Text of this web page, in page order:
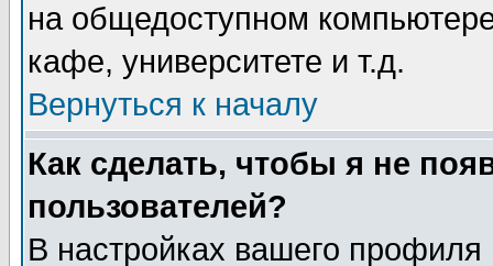
на общедоступном
кафе, университете и т.д.
Вернуться к началу
Как сделать, чтобы я не
пользователей?
В настройках вашего